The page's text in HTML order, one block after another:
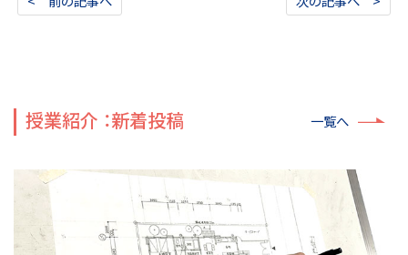
授業紹介 ：新着投稿 一覧へ